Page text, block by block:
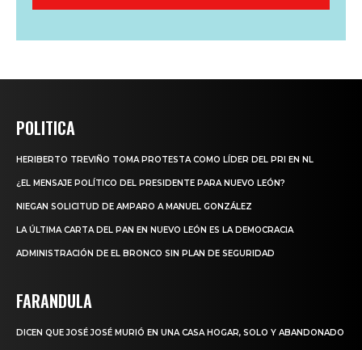
POLITICA
HERIBERTO TREVIÑO TOMA PROTESTA COMO LÍDER DEL PRI EN NL
¿EL MENSAJE POLÍTICO DEL PRESIDENTE PARA NUEVO LEÓN?
NIEGAN SOLICITUD DE AMPARO A MANUEL GONZÁLEZ
LA ÚLTIMA CARTA DEL PAN EN NUEVO LEÓN ES LA DEMOCRACIA
ADMINISTRACIÓN DE EL BRONCO SIN PLAN DE SEGURIDAD
FARANDULA
DICEN QUE JOSÉ JOSÉ MURIÓ EN UNA CASA HOGAR, SOLO Y ABANDONADO